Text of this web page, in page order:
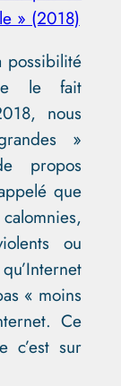
» (2018)
possibilité
le fait
nous
»
propos
que
ou
« moins
Ce
c’est sur